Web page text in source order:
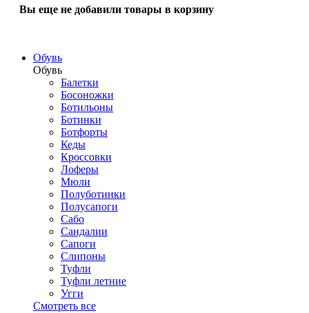
Вы еще не добавили товары в корзину
Обувь
Обувь
Балетки
Босоножки
Ботильоны
Ботинки
Ботфорты
Кеды
Кроссовки
Лоферы
Мюли
Полуботинки
Полусапоги
Сабо
Сандалии
Сапоги
Слипоны
Туфли
Туфли летние
Угги
Смотреть все